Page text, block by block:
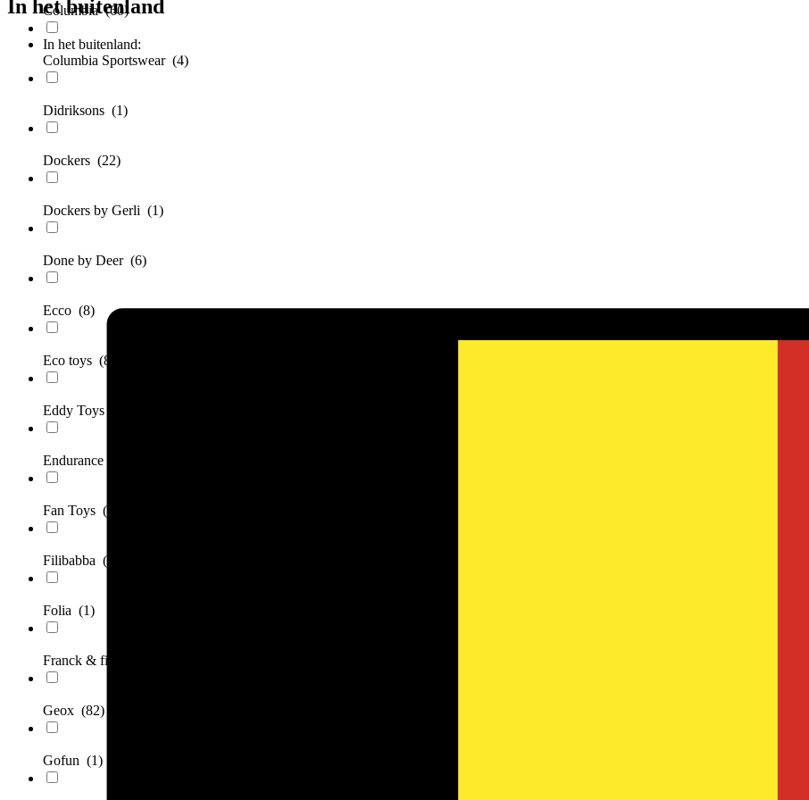
Columbia(60)
Columbia Sportswear (4)
Didriksons (1)
Dockers (22)
Dockers by Gerli (1)
Done by Deer (6)
Ecco (8)
Eco toys (8)
Eddy Toys
Endurance
Fan Toys (1)
Filibabba (2)
Folia (1)
Franck & fischer
Geox (82)
Gofun (1)
In het buitenland
In het buitenland: